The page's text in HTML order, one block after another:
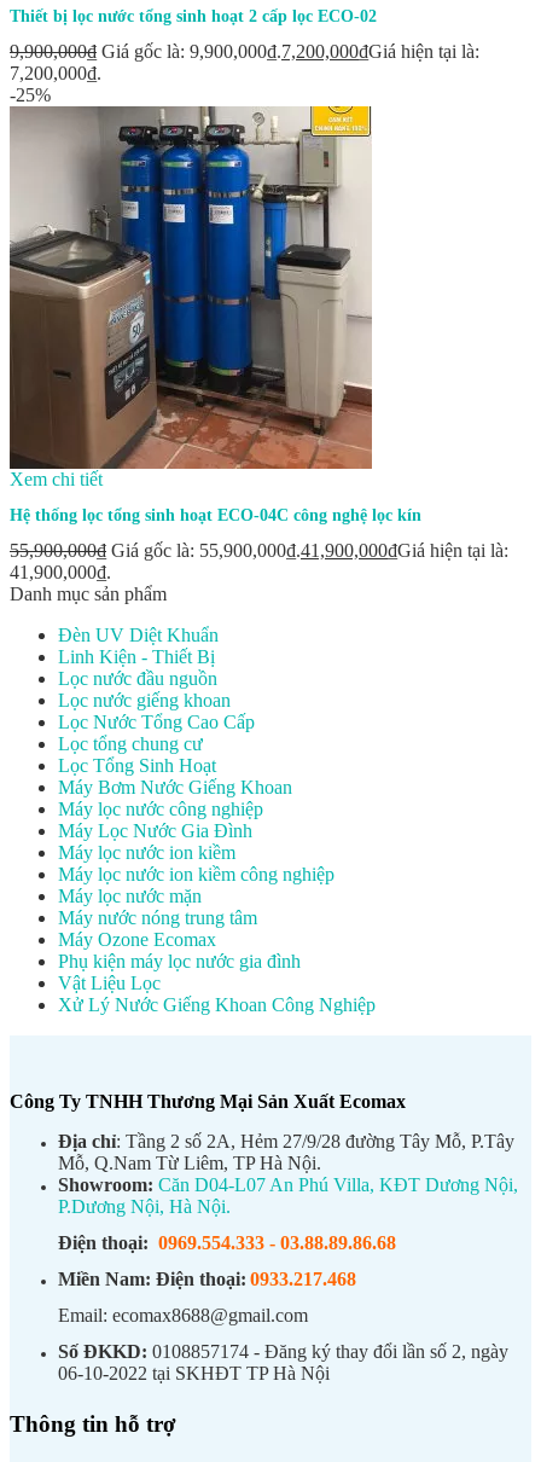
Thiết bị lọc nước tổng sinh hoạt 2 cấp lọc ECO-02
9,900,000₫ Giá gốc là: 9,900,000₫.7,200,000₫Giá hiện tại là:
7,200,000₫.
-25%
Xem chi tiết
Hệ thống lọc tổng sinh hoạt ECO-04C công nghệ lọc kín
55,900,000₫ Giá gốc là: 55,900,000₫.41,900,000₫Giá hiện tại là:
41,900,000₫.
Danh mục sản phẩm
Đèn UV Diệt Khuẩn
Linh Kiện - Thiết Bị
Lọc nước đầu nguồn
Lọc nước giếng khoan
Lọc Nước Tổng Cao Cấp
Lọc tổng chung cư
Lọc Tổng Sinh Hoạt
Máy Bơm Nước Giếng Khoan
Máy lọc nước công nghiệp
Máy Lọc Nước Gia Đình
Máy lọc nước ion kiềm
Máy lọc nước ion kiềm công nghiệp
Máy lọc nước mặn
Máy nước nóng trung tâm
Máy Ozone Ecomax
Phụ kiện máy lọc nước gia đình
Vật Liệu Lọc
Xử Lý Nước Giếng Khoan Công Nghiệp
Công Ty TNHH Thương Mại Sản Xuất Ecomax
Địa chỉ: Tầng 2 số 2A, Hẻm 27/9/28 đường Tây Mỗ, P.Tây
Mỗ, Q.Nam Từ Liêm, TP Hà Nội.
Showroom: Căn D04-L07 An Phú Villa, KĐT Dương Nội,
P.Dương Nội, Hà Nội.
Điện thoại: 0969.554.333 - 03.88.89.86.68
Miền Nam: Điện thoại: 0933.217.468
Email: ecomax8688@gmail.com
Số ĐKKD: 0108857174 - Đăng ký thay đổi lần số 2, ngày
06-10-2022 tại SKHĐT TP Hà Nội
Thông tin hỗ trợ